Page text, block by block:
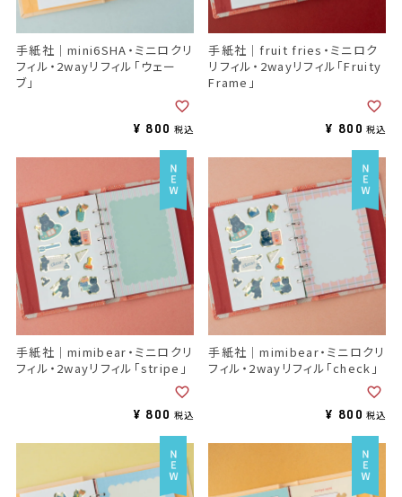
手紙社｜mini6SHA・ミニロクリ
フィル・2wayリフィル「ウェー
ブ」
¥ 800 税込
手紙社｜fruit fries・ミニロク
リフィル・2wayリフィル「Fruity
Frame」
¥ 800 税込
手紙社｜mimibear・ミニロクリ
フィル・2wayリフィル「stripe」
¥ 800 税込
手紙社｜mimibear・ミニロクリ
フィル・2wayリフィル「check」
¥ 800 税込